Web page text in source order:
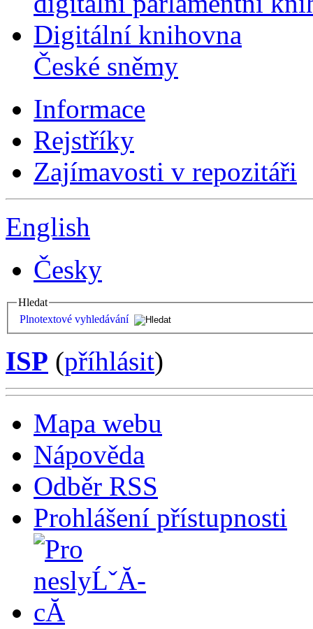
Digitální knihovna
České sněmy
Informace
Rejstříky
Zajímavosti v repozitáři
English
Česky
Hledat
Plnotextové vyhledávání
ISP (příhlásit)
Mapa webu
Nápověda
Odběr RSS
Prohlášení přístupnosti